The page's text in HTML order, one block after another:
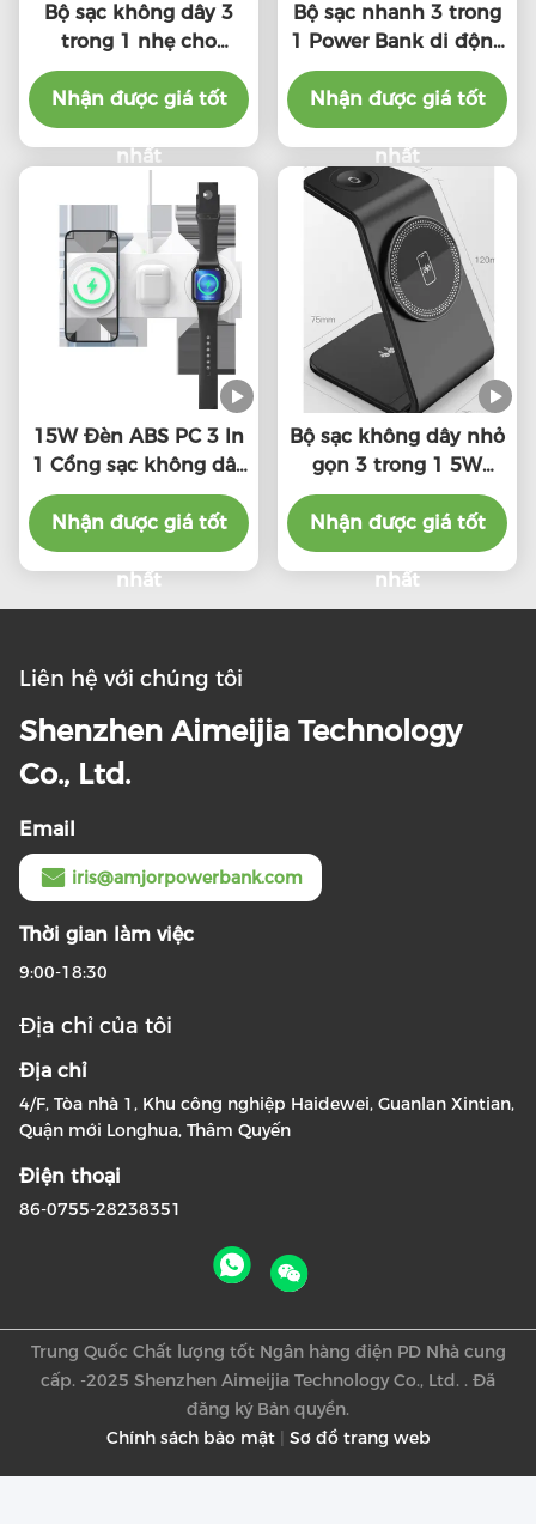
Bộ sạc không dây 3
trong 1 nhẹ cho
iPhone Apple Watch
AirPods
Nhận được giá tốt
nhất
Bộ sạc nhanh 3 trong
1 Power Bank di động
với cáp sạc 1m
Nhận được giá tốt
nhất
15W Đèn ABS PC 3 In
1 Cổng sạc không dây
với giao diện loại C
Nhận được giá tốt
nhất
Bộ sạc không dây nhỏ
gọn 3 trong 1 5W
Watch Output And
5W/7.5W/10W/15W
Wireless Output
Nhận được giá tốt
nhất
Liên hệ với chúng tôi
Shenzhen Aimeijia Technology
Co., Ltd.
Email
iris@amjorpowerbank.com
Thời gian làm việc
9:00-18:30
Địa chỉ của tôi
Địa chỉ
4/F, Tòa nhà 1, Khu công nghiệp Haidewei, Guanlan Xintian,
Quận mới Longhua, Thâm Quyến
Điện thoại
86-0755-28238351
Chính sách bảo mật| Sơ đồ trang web
Trung Quốc Chất lượng tốt Ngân hàng điện PD Nhà cung
cấp. -2025 Shenzhen Aimeijia Technology Co., Ltd. . Đã
đăng ký Bản quyền.